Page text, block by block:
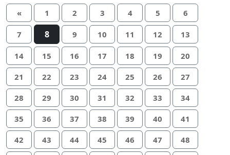
« 1 2 3 4 5 6
7 8 9 10 11 12 13
14 15 16 17 18 19 20
21 22 23 24 25 26 27
28 29 30 31 32 33 34
35 36 37 38 39 40 41
42 43 44 45 46 47 48